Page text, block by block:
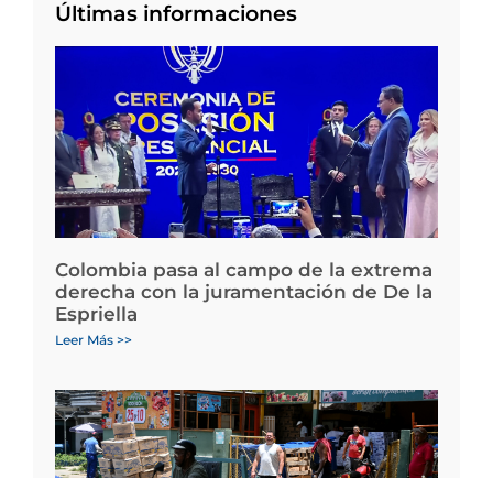
Últimas informaciones
Colombia pasa al campo de la extrema
derecha con la juramentación de De la
Espriella
Leer Más >>